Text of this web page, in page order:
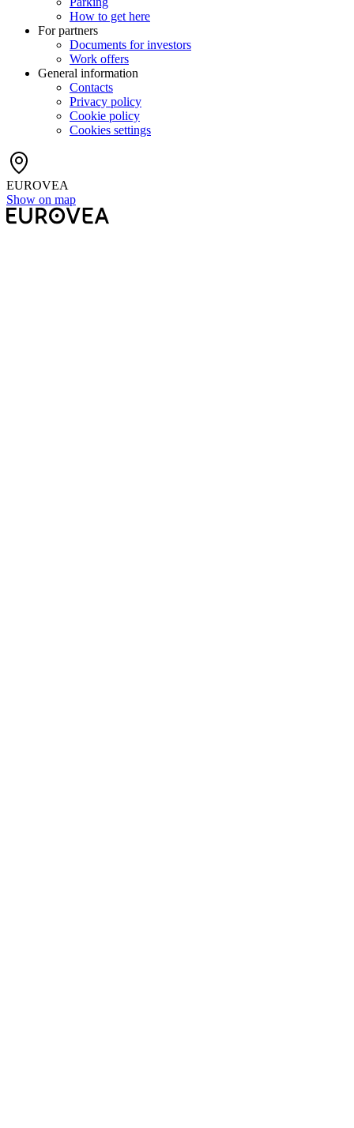
How to get here
For partners
Documents for investors
Work offers
General information
Contacts
Privacy policy
Cookie policy
Cookies settings
EUROVEA
Show on map